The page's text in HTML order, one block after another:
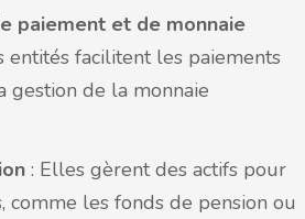
paiement et de monnaie
entités facilitent les paiements
gestion de la monnaie
: Elles gèrent des actifs pour
comme les fonds de pension ou